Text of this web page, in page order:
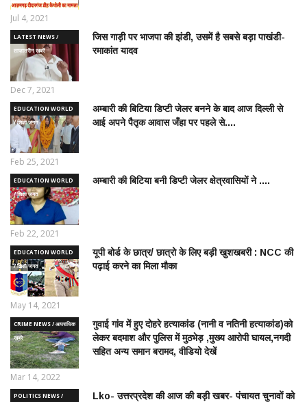
Jul 4, 2021
LATEST NEWS /
ताज़ातरीन खबरें
जिस गाड़ी पर भाजपा की झंडी, उसमें है सबसे बड़ा पाखंडी-
रमाकांत यादव
Dec 7, 2021
EDUCATION WORLD
/ शिक्षा जगत
अम्बारी की बिटिया डिप्टी जेलर बनने के बाद आज दिल्ली से
आई अपने पैतृक आवास जँहा पर पहले से....
Feb 25, 2021
EDUCATION WORLD
/ शिक्षा जगत
अम्बारी की बिटिया बनी डिप्टी जेलर क्षेत्रवासियों ने ....
Feb 22, 2021
EDUCATION WORLD
/ शिक्षा जगत
यूपी बोर्ड के छात्र/ छात्रो के लिए बड़ी खुशखबरी : NCC की
पढ़ाई करने का मिला मौका
May 14, 2021
CRIME NEWS / आपराधिक
ख़बरे
गुवाई गांव में हुए दोहरे हत्याकांड (नानी व नतिनी हत्याकांड)को
लेकर बदमाश और पुलिस में मुठभेड़ ,मुख्य आरोपी घायल,नगदी
सहित अन्य समान बरामद, वीडियो देखें
Mar 14, 2022
POLITICS NEWS /
Lko- उत्तरप्रदेश की आज की बड़ी खबर- पंचायत चुनावों को